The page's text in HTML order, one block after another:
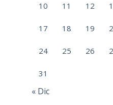
10 11 12
17 18 19
24 25 26
31
« Dic